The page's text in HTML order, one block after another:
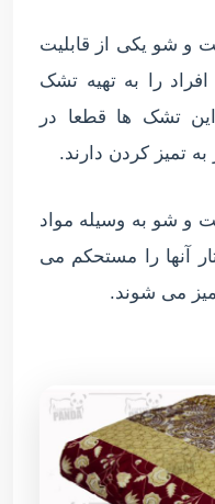
و شو یکی از قابلیت
را به تهیه تشک
تشک ها قطعا در
تمیز کردن دارند.
و شو به وسیله مواد
آنها را مستحکم می
می شوند.